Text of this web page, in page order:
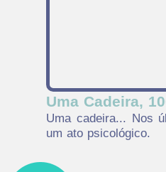
Uma Cadeira,
Uma cadeira... Nos
um ato psicológico.